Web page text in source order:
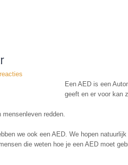
Een AED is een
geeft en er voor kan
mensenleven redden.
we ook een AED. We hopen
die weten hoe je een AED moet